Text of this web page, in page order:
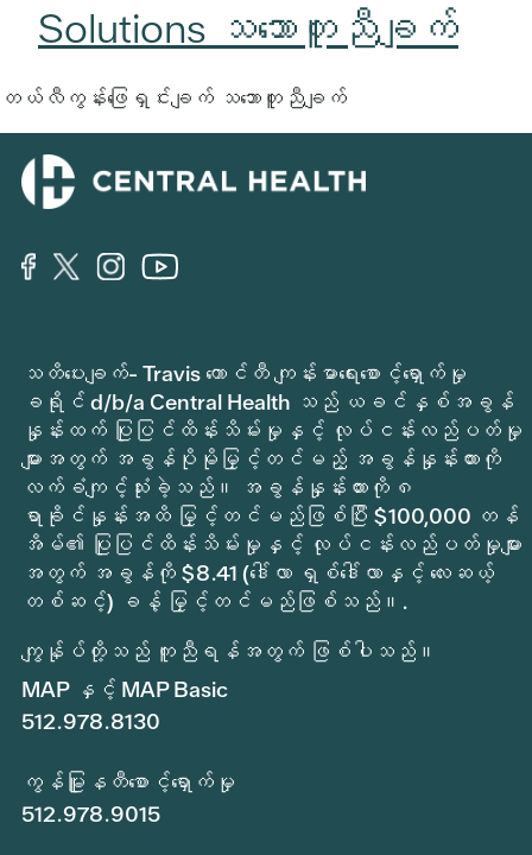
Solutions သဘောတူညီချက်
တယ်လီကွန်းဖြေရှင်းချက် သဘောတူညီချက်
သတိပေးချက်- Travis ကောင်တီ ကျန်းမာရေးစောင့်ရှောက်မှု
ခရိုင် d/b/a Central Health သည် ယခင်နှစ်အခွန်
နှုန်းထက် ပြုပြင်ထိန်းသိမ်းမှုနှင့် လုပ်ငန်းလည်ပတ်မှု
များအတွက် အခွန်ပိုမိုမြှင့်တင်မည့် အခွန်နှုန်းထားကို
လက်ခံကျင့်သုံးခဲ့သည်။ အခွန်နှုန်းထားကို ၈
ရာခိုင်နှုန်းအထိ မြှင့်တင်မည်ဖြစ်ပြီး $100,000 တန်
အိမ်၏ ပြုပြင်ထိန်းသိမ်းမှုနှင့် လုပ်ငန်းလည်ပတ်မှုများ
အတွက် အခွန်ကို $8.41 (ဒေါ်လာ ရှစ်ဒေါ်လာနှင့် လေးဆယ့်
တစ်ဆင့်) ခန့် မြှင့်တင်မည်ဖြစ်သည်။.
ကျွန်ုပ်တို့သည် ကူညီရန်အတွက် ဖြစ်ပါသည်။
MAP နှင့် MAP Basic
512.978.8130
ကွန်မြူနတီစောင့်ရှောက်မှု
512.978.9015